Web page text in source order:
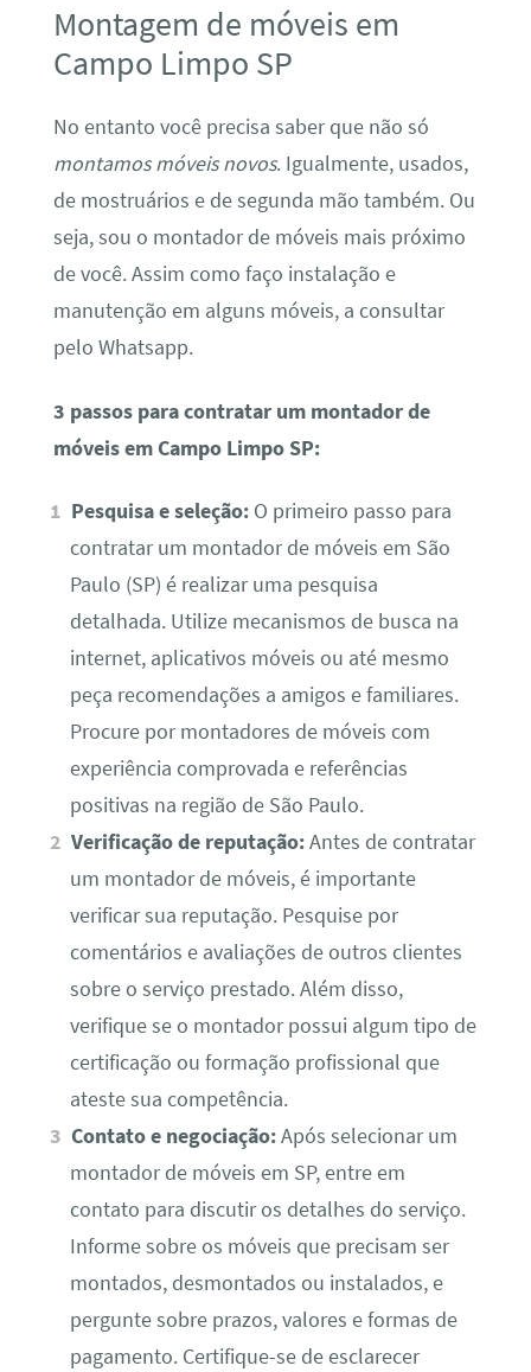
Montagem de móveis em
Campo Limpo SP
No entanto você precisa saber que não só
montamos móveis novos. Igualmente, usados,
de mostruários e de segunda mão também. Ou
seja, sou o montador de móveis mais próximo
de você. Assim como faço instalação e
manutenção em alguns móveis, a consultar
pelo Whatsapp.
3 passos para contratar um montador de
móveis em Campo Limpo SP:
Pesquisa e seleção: O primeiro passo para
contratar um montador de móveis em São
Paulo (SP) é realizar uma pesquisa
detalhada. Utilize mecanismos de busca na
internet, aplicativos móveis ou até mesmo
peça recomendações a amigos e familiares.
Procure por montadores de móveis com
experiência comprovada e referências
positivas na região de São Paulo.
Verificação de reputação:Antes de contratar
um montador de móveis, é importante
verificar sua reputação. Pesquise por
comentários e avaliações de outros clientes
sobre o serviço prestado. Além disso,
verifique se o montador possui algum tipo de
certificação ou formação profissional que
ateste sua competência.
Contato e negociação:Após selecionar um
montador de móveis em SP, entre em
contato para discutir os detalhes do serviço.
Informe sobre os móveis que precisam ser
montados, desmontados ou instalados, e
pergunte sobre prazos, valores e formas de
pagamento. Certifique-se de esclarecer